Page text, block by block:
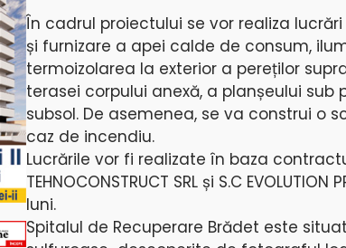
În cadrul proiectului se vor realiza
și furnizare a apei calde de consum,
termoizolarea la exterior a pereților
terasei corpului anexă, a planșeului
subsol. De asemenea, se va construi o
caz de incendiu.
Lucrările vor fi realizate în baza
TEHNOCONSTRUCT SRL și S.C
luni.
Spitalul de Recuperare Brădet este